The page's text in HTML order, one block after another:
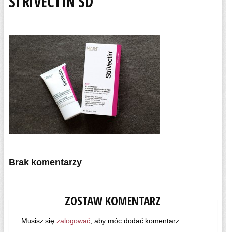
Brak komentarzy
ZOSTAW KOMENTARZ
Musisz się zalogować, aby móc dodać komentarz.